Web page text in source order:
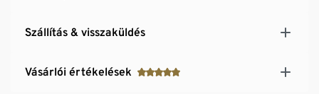
Szállítás & visszaküldés
Vásárlói értékelések